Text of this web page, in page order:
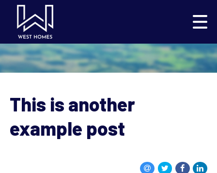
This is another
example post